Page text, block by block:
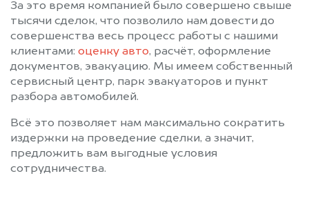
За это время компанией было совершено свыше
тысячи сделок, что позволило нам довести до
совершенства весь процесс работы с нашими
клиентами: оценку авто, расчёт, оформление
документов, эвакуацию. Мы имеем собственный
сервисный центр, парк эвакуаторов и пункт
разбора автомобилей.
Всё это позволяет нам максимально сократить
издержки на проведение сделки, а значит,
предложить вам выгодные условия
сотрудничества.